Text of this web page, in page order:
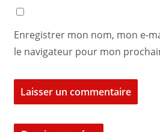
Enregistrer mon nom, mon e-
le navigateur pour mon